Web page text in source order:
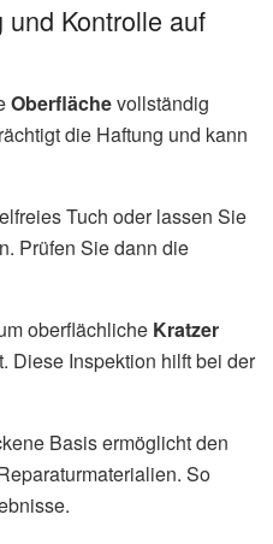
und Kontrolle auf
Oberflächevollständig
die Haftung und kann
Tuch oder lassen Sie
Prüfen Sie dann die
oberflächliche Kratzer
Diese Inspektion hilft bei der
Basis ermöglicht den
So